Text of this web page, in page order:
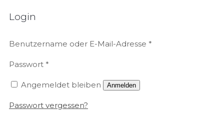
Login
Benutzername oder E-Mail-Adresse *
Passwort *
Angemeldet bleiben Anmelden
Passwort vergessen?